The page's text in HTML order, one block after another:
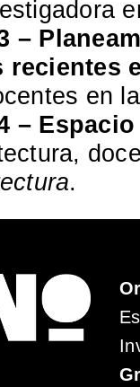
–
recientes
en
–
.